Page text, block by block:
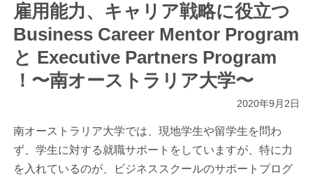
雇用能力、キャリア戦略に役立つ
Business Career Mentor Program
と Executive Partners Program
！〜南オーストラリア大学〜
2020年9月2日
南オーストラリア大学では、現地学生や留学生を問わ
ず、学生に対する就職サポートをしていますが、特に力
を入れているのが、ビジネススクールのサポートプログ